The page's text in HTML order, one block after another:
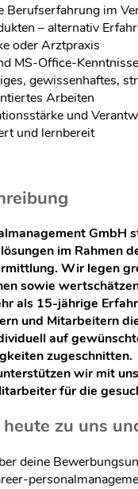
Berufserfahrung im
– alternativ
oder Arztpraxis
MS-Office-Kenntnisse
gewissenhaftes,
Arbeiten
und
und lernbereit
GmbH
im Rahmen
Wir legen
sowie
als 15-jährige
und Mitarbeitern
auf
zugeschnitten.
wir mit
für die
zu uns
deine